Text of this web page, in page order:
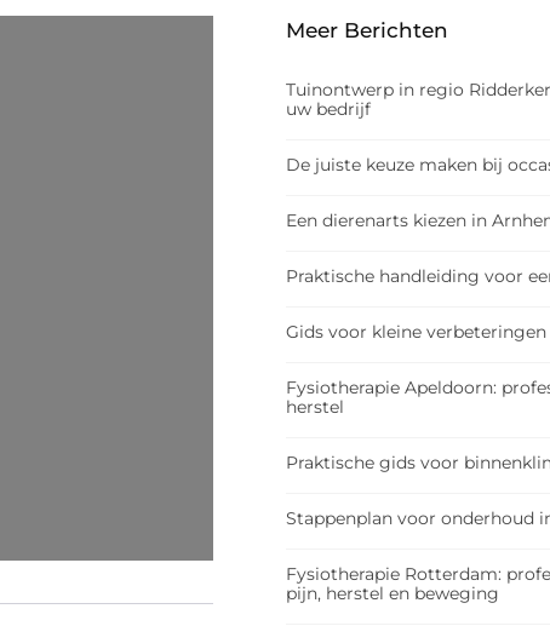
Meer Berichten
Tuinontwerp in regio
uw bedrijf
De juiste keuze maken bij
Een dierenarts kiezen in
Praktische handleiding voor
Gids voor kleine
Fysiotherapie Apeldoorn:
herstel
Praktische gids voor
Stappenplan voor onderhoud
Fysiotherapie Rotterdam:
pijn, herstel en beweging